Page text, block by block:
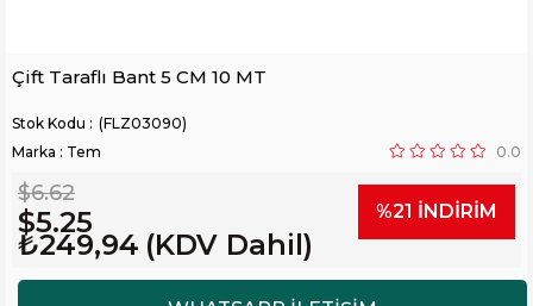
Çift Taraflı Bant 5 CM 10 MT
(FLZ03090)
Marka : Tem 0.0
$6.62
$5.25
₺249,94 (KDV Dahil)
%21 İNDIRIM